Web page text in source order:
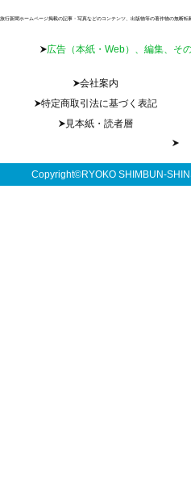
旅行新聞ホームページ掲載の記事・写真などのコンテンツ、出版物等の著作物の無断転
広告（本紙・Web）、編集、そ
会社案内
特定商取引法に基づく表記
見本紙・読者層
Copyright©RYOKO SHIMBUN-